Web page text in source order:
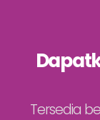
Tersedia